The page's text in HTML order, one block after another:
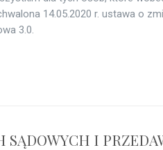
14.05.2020 r. ustawa o
3.0.
SĄDOWYCH I